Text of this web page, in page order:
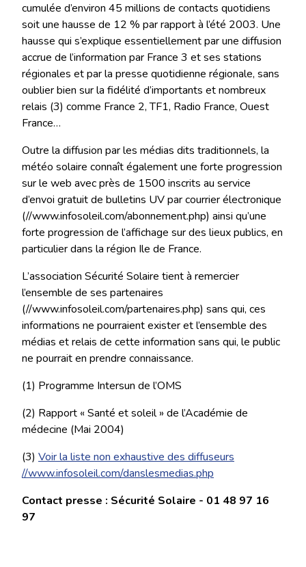
cumulée d’environ 45 millions de contacts quotidiens
soit une hausse de 12 % par rapport à l’été 2003. Une
hausse qui s’explique essentiellement par une diffusion
accrue de l’information par France 3 et ses stations
régionales et par la presse quotidienne régionale, sans
oublier bien sur la fidélité d’importants et nombreux
relais (3) comme France 2, TF1, Radio France, Ouest
France…
Outre la diffusion par les médias dits traditionnels, la
météo solaire connaît également une forte progression
sur le web avec près de 1500 inscrits au service
d’envoi gratuit de bulletins UV par courrier électronique
(//www.infosoleil.com/abonnement.php) ainsi qu’une
forte progression de l’affichage sur des lieux publics, en
particulier dans la région Ile de France.
L’association Sécurité Solaire tient à remercier
l’ensemble de ses partenaires
(//www.infosoleil.com/partenaires.php) sans qui, ces
informations ne pourraient exister et l’ensemble des
médias et relais de cette information sans qui, le public
ne pourrait en prendre connaissance.
(1) Programme Intersun de l’OMS
(2) Rapport « Santé et soleil » de l’Académie de
médecine (Mai 2004)
(3) Voir la liste non exhaustive des diffuseurs
//www.infosoleil.com/danslesmedias.php
Contact presse : Sécurité Solaire - 01 48 97 16
97